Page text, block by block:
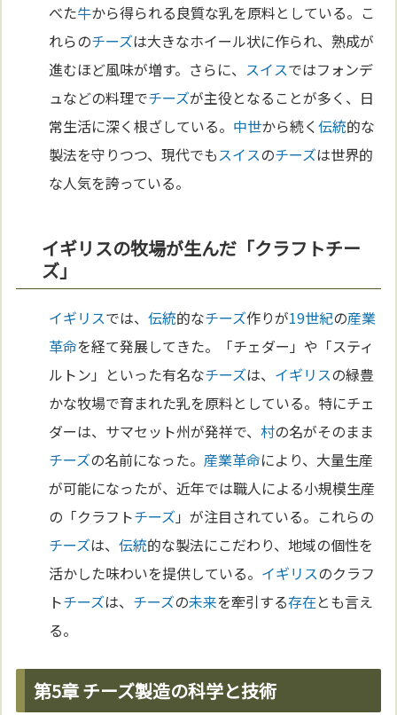
べた牛から得られる良質な乳を原料としている。こ
れらのチーズは大きなホイール状に作られ、熟成が
進むほど風味が増す。さらに、 スイスではフォンデ
ュなどの料理でチーズが主役となることが多く、日
常生活に深く根ざしている。 中世から続く伝統的な
製法を守りつつ、現代でもスイスのチーズは世界的
な人気を誇っている。
イギリスの牧場が生んだ「クラフトチー
ズ」
イギリスでは、伝統的なチーズ作りが19世紀の産業
革命を経て発展してきた。「チェダー」や「スティ
ルトン」といった有名なチーズは、 イギリスの緑豊
かな牧場で育まれた乳を原料としている。特にチェ
ダーは、サマセット州が発祥で、村の名がそのまま
チーズの名前になった。 産業革命により、大量生産
が可能になったが、近年では職人による小規模生産
の「クラフトチーズ 」が注目されている。これらの
チーズは、伝統的な製法にこだわり、地域の個性を
活かした味わいを提供している。 イギリスのクラフ
トチーズは、 チーズの未来を牽引する存在とも言え
る。
第5章 チーズ製造の科学と技術